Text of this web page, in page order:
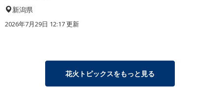
新潟県
2026年7月29日 12:17 更新
花火トピックスをもっと見る